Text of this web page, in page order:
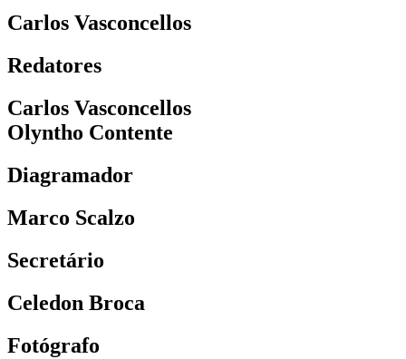
Carlos Vasconcellos
Redatores
Carlos Vasconcellos
Olyntho Contente
Diagramador
Marco Scalzo
Secretário
Celedon Broca
Fotógrafo